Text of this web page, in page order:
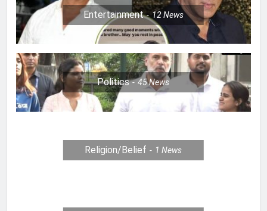
Entertainment 12News
Politics 45News
Religion/Belief 1News